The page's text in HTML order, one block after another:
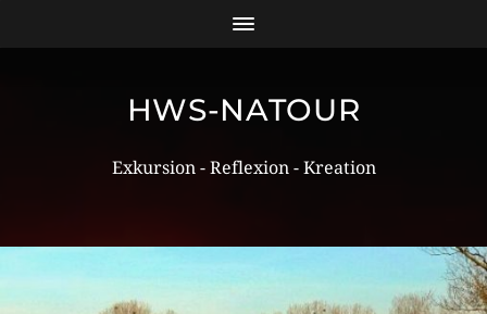
HWS-NATOUR
Exkursion - Reflexion - Kreation